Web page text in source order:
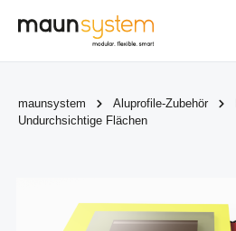
Zum Hauptinhalt springen
maunsystem Aluprofile-Zubehör
Undurchsichtige Flächen